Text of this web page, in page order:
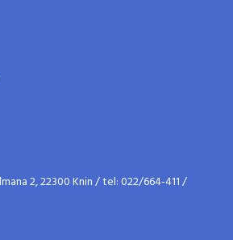
2, 22300 Knin / tel: 022/664-411 /